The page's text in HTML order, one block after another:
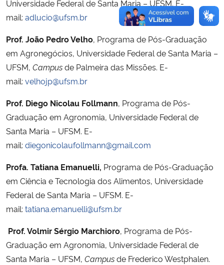
Universidade Federal de Santa Maria – UFSM. E-
mail: adlucio@ufsm.br
Prof. João Pedro Velho, Programa de Pós-Graduação
em Agronegócios, Universidade Federal de Santa Maria –
UFSM, Campusde Palmeira das Missões. E-
mail: velhojp@ufsm.br
Prof. Diego Nicolau Follmann, Programa de Pós-
Graduação em Agronomia, Universidade Federal de
Santa Maria – UFSM. E-
mail: diegonicolaufollmann@gmail.com
Profa. Tatiana Emanuelli, Programa de Pós-Graduação
em Ciência e Tecnologia dos Alimentos, Universidade
Federal de Santa Maria – UFSM. E-
mail: tatiana.emanuelli@ufsm.br
Prof. Volmir Sérgio Marchioro, Programa de Pós-
Graduação em Agronomia, Universidade Federal de
Santa Maria – UFSM, Campusde Frederico Westphalen.